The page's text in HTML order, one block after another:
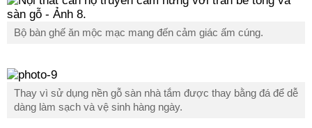
Bộ bàn ghế ăn mộc mạc mang đến cảm giác ấm cúng.
Thay vì sử dụng nền gỗ sàn nhà tắm được thay bằng đá để dễ
dàng làm sạch và vệ sinh hàng ngày.